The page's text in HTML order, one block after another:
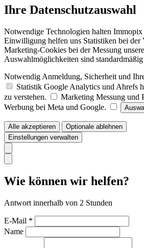
Ihre Datenschutzauswahl
Notwendige Technologien halten
Einwilligung helfen uns Statistiken bei der
Marketing-Cookies bei der Messung
Auswahlmöglichkeiten sind
Notwendig Anmeldung, Sicherheit und
Statistik Google Analytics und Ahrefs
zu verstehen.
Marketing Messung und
Werbung bei Meta und Google.
Alle akzeptieren
Optionale ablehnen
Einstellungen verwalten
Wie können wir helfen?
Antwort innerhalb von 2 Stunden
E-Mail *
Name